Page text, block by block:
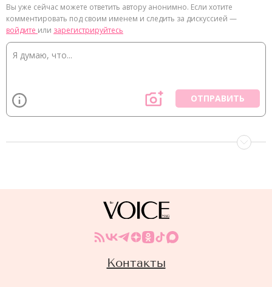
Вы уже сейчас можете ответить автору анонимно. Если хотите
комментировать под своим именем и следить за дискуссией —
войдите или зарегистрируйтесь
ОТПРАВИТЬ
Контакты